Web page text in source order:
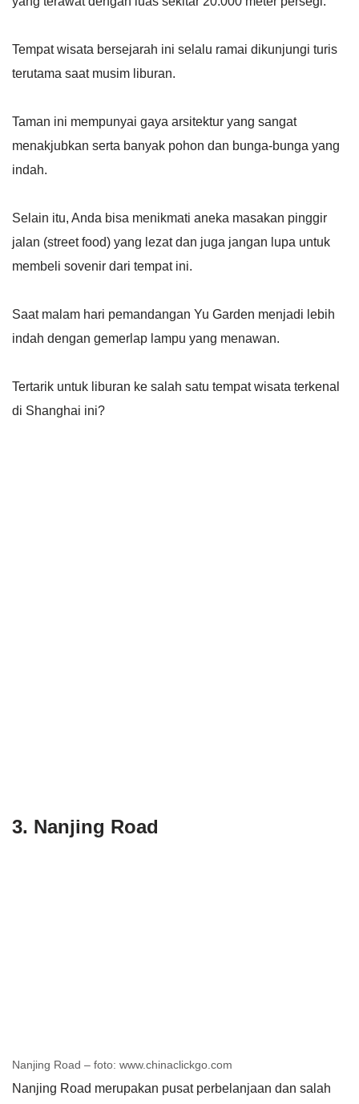
Tempat wisata bersejarah ini selalu ramai dikunjungi turis
terutama saat musim liburan.
Taman ini mempunyai gaya arsitektur yang sangat
menakjubkan serta banyak pohon dan bunga-bunga yang
indah.
Selain itu, Anda bisa menikmati aneka masakan pinggir
jalan (street food) yang lezat dan juga jangan lupa untuk
membeli sovenir dari tempat ini.
Saat malam hari pemandangan Yu Garden menjadi lebih
indah dengan gemerlap lampu yang menawan.
Tertarik untuk liburan ke salah satu tempat wisata terkenal
di Shanghai ini?
3. Nanjing Road
Nanjing Road – foto: www.chinaclickgo.com
Nanjing Road merupakan pusat perbelanjaan dan salah